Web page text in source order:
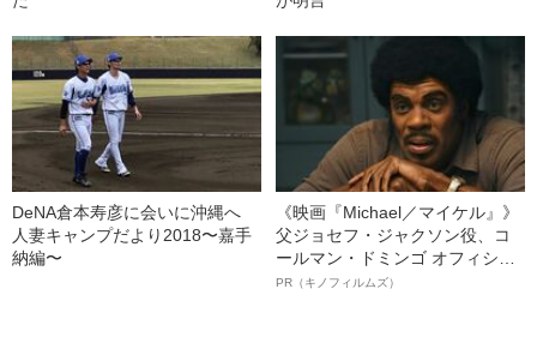
DeNA倉本寿彦に会いに沖縄へ
人妻キャンプだより2018〜嘉手
納編〜
《映画『Michael／マイケル』》
父ジョセフ・ジャクソン役、コ
ールマン・ドミンゴ オフィシャ
ルインタビュー“観客を魅了した
PR（キノフィルムズ）